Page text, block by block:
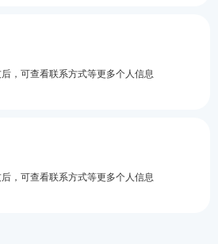
，可查看联系方式等更多个人信息
，可查看联系方式等更多个人信息